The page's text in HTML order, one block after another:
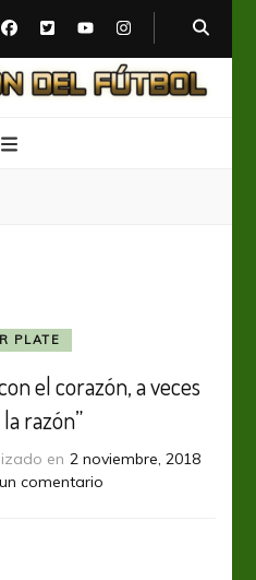
PLATE
el corazón, a veces
razón”
en 2 noviembre, 2018
comentarioen